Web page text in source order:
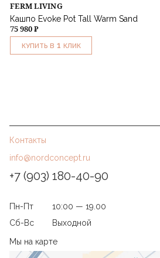
FERM LIVING
Кашпо Evoke Pot Tall Warm Sand
75 980 ₽
КУПИТЬ В 1 КЛИК
Контакты
info@nordconcept.ru
+7 (903) 180-40-90
Пн-Пт
10:00 — 19.00
Сб-Вс
Выходной
Мы на карте